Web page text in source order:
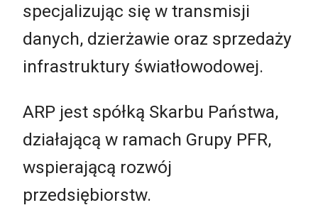
specjalizując się w transmisji
danych, dzierżawie oraz sprzedaży
infrastruktury światłowodowej.
ARP jest spółką Skarbu Państwa,
działającą w ramach Grupy PFR,
wspierającą rozwój
przedsiębiorstw.